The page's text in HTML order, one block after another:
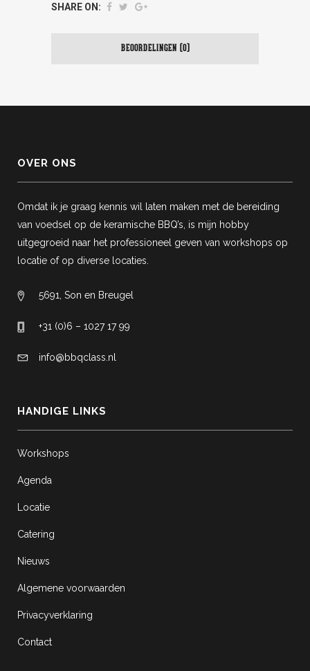
SHARE ON:
BEOORDELINGEN (0)
OVER ONS
Omdat ik je graag kennis wil laten maken met de bereiding
van voedsel op de keramische BBQ’s, is mijn hobby
uitgegroeid naar het professioneel geven van workshops op
locatie of op diverse locaties.
5691, Son en Breugel
+31 (0)6 – 1027 17 99
info@bbqclass.nl
HANDIGE LINKS
Workshops
Agenda
Locatie
Catering
Nieuws
Algemene voorwaarden
Privacyverklaring
Contact